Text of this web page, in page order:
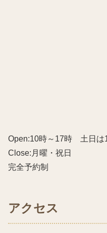
Open:10時～17時 土日は
Close:月曜・祝日
完全予約制
アクセス